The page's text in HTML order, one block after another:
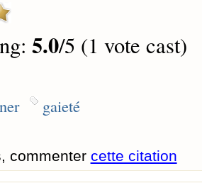
5.0/5 (1 vote cast)
gaieté
commenter cette citation